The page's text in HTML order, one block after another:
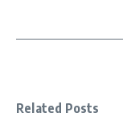
Related Posts